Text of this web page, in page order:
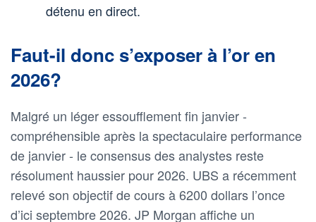
détenu en direct.
Faut-il donc s’exposer à l’or en
2026?
Malgré un léger essoufflement fin janvier -
compréhensible après la spectaculaire performance
de janvier - le consensus des analystes reste
résolument haussier pour 2026. UBS a récemment
relevé son objectif de cours à 6200 dollars l’once
d’ici septembre 2026. JP Morgan affiche un